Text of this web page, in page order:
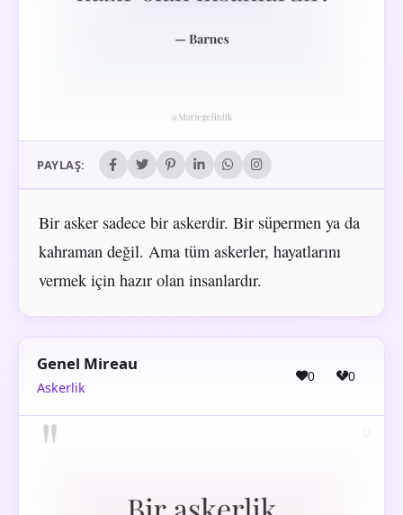
PAYLAŞ:
Bir asker sadece bir askerdir. Bir süpermen ya da
kahraman değil. Ama tüm askerler, hayatlarını
vermek için hazır olan insanlardır.
Genel Mireau
Askerlik
0 0